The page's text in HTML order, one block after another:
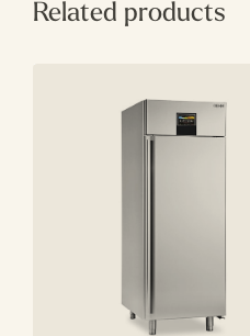
Producent GEMM
Głębokość (mm) 800
temperatur (C)
-2/+35
Related products